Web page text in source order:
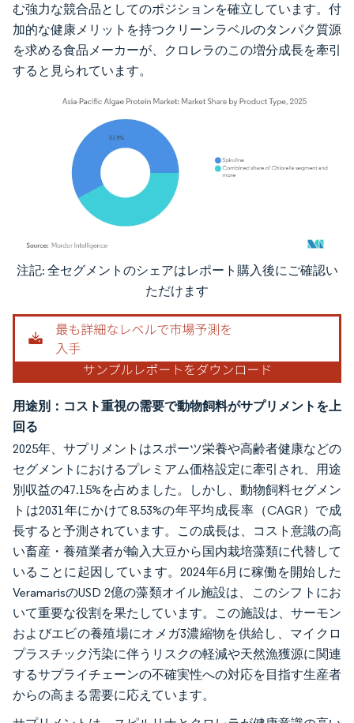
む強力な競合品としてのポジションを確立しています。付
加的な健康メリットを持つクリーンラベルのタンパク質源
を求める食品メーカーが、クロレラのこの増分成長を牽引
すると見られています。
画像 © Mordor Intelligence。再利用にはCC BY 4.0の表示が必要です。
注記: 全セグメントのシェアはレポート購入後にご確認い
ただけます
用途別：コスト重視の需要で動物飼料がサプリメントを上
回る
2025年、サプリメントはスポーツ栄養や高齢者健康などの
セグメントにおけるプレミアム価格設定に牽引され、用途
別収益の47.15%を占めました。しかし、動物飼料セグメン
トは2031年にかけて8.53%の年平均成長率（CAGR）で成
長すると予測されています。この成長は、コスト意識の高
い畜産・養殖業者が輸入大豆から国内栽培藻類に代替して
いることに起因しています。2024年6月に稼働を開始した
VeramarisのUSD 2億の藻類オイル施設は、このシフトにお
いて重要な役割を果たしています。この施設は、サーモン
およびエビの養殖場にオメガ3濃縮物を供給し、マイクロ
プラスチック汚染に伴うリスクの軽減や天然漁獲源に関連
するサプライチェーンの不確実性への対応を目指す生産者
からの高まる需要に応えています。